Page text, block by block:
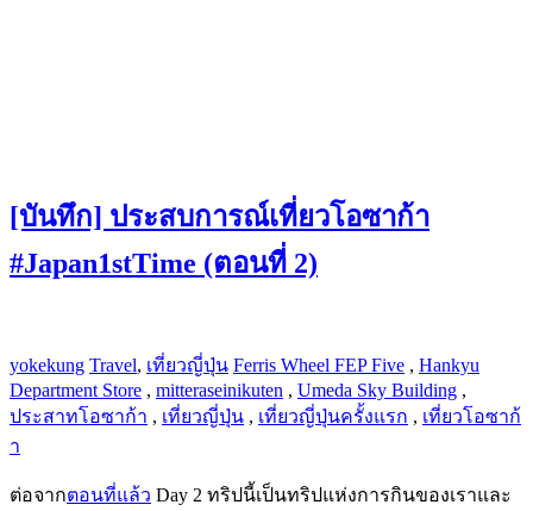
[บันทึก] ประสบการณ์เที่ยวโอซาก้า
#Japan1stTime (ตอนที่ 2)
yokekung Travel, เที่ยวญี่ปุ่น Ferris Wheel FEP Five , Hankyu
Department Store , mitteraseinikuten , Umeda Sky Building ,
ประสาทโอซาก้า , เที่ยวญี่ปุ่น , เที่ยวญี่ปุ่นครั้งแรก , เที่ยวโอซาก้
า
ต่อจากตอนที่แล้ว Day 2 ทริปนี้เป็นทริปแห่งการกินของเราและ